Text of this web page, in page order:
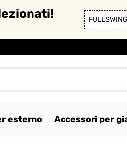
esterno Accessori per